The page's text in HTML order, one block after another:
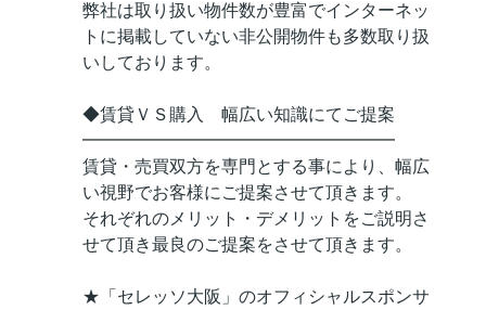
弊社は取り扱い物件数が豊富でインターネッ
トに掲載していない非公開物件も多数取り扱
いしております。
◆賃貸ＶＳ購入 幅広い知識にてご提案
━━━━━━━━━━━━━━━━━━
賃貸・売買双方を専門とする事により、幅広
い視野でお客様にご提案させて頂きます。
それぞれのメリット・デメリットをご説明さ
せて頂き最良のご提案をさせて頂きます。
★「セレッソ大阪」のオフィシャルスポンサ